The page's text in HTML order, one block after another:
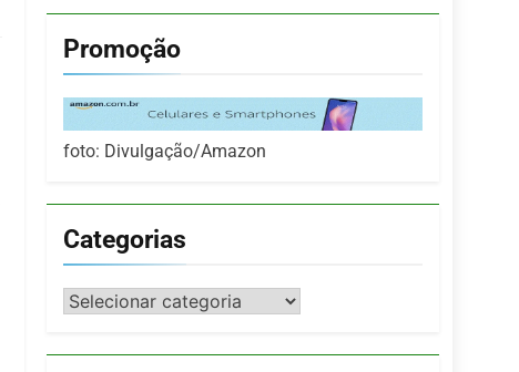
Promoção
foto: Divulgação/Amazon
Categorias
Categorias